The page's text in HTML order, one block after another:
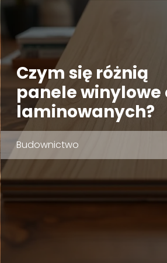
Czym się różnią
panele winylowe
laminowanych?
Budownictwo